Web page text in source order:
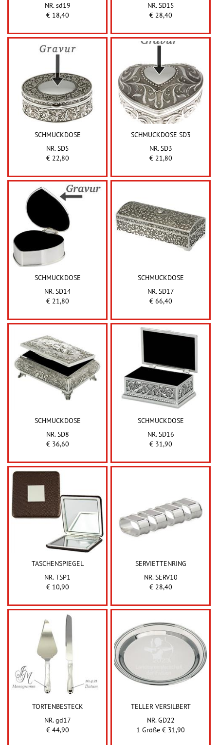
NR. sd19
€ 18,40
NR. SD15
€ 28,40
SCHMUCKDOSE
NR. SD5
€ 22,80
SCHMUCKDOSE SD3
NR. SD3
€ 21,80
SCHMUCKDOSE
NR. SD14
€ 21,80
SCHMUCKDOSE
NR. SD17
€ 66,40
SCHMUCKDOSE
NR. SD8
€ 36,60
SCHMUCKDOSE
NR. SD16
€ 31,90
TASCHENSPIEGEL
NR. TSP1
€ 10,90
SERVIETTENRING
NR. SERV10
€ 28,40
TORTENBESTECK
NR. gd17
€ 44,90
TELLER VERSILBERT
NR. GD22
1 Größe € 31,90